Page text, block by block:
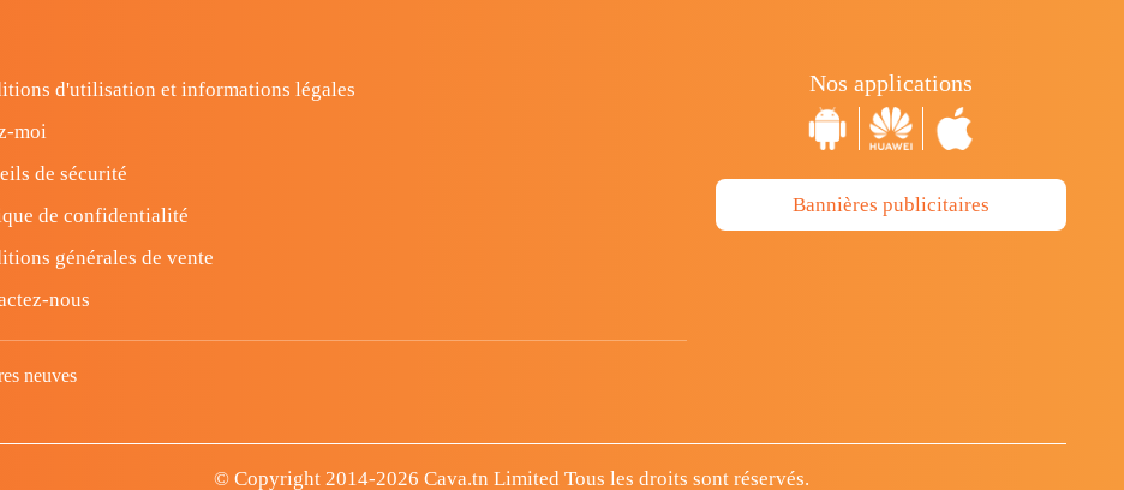
d'utilisation et informations légales
moi
de sécurité
de confidentialité
générales de vente
nous
neuves
Nos applications
Bannières publicitaires
© Copyright 2014-2026 Cava.tn Limited Tous les droits sont réservés.